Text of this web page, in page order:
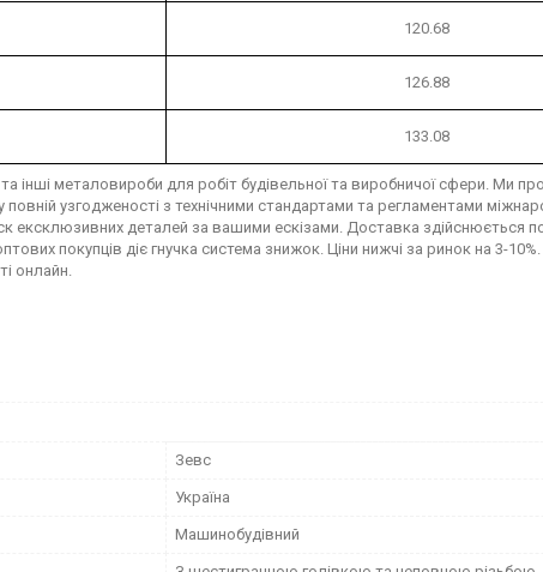
120.68
126.88
133.08
інші металовироби для робіт будівельної та виробничої сфери. Ми
повній узгодженості з технічними стандартами та регламентами
ексклюзивних деталей за вашими ескізами. Доставка здійснюється по
покупців діє гнучка система знижок. Ціни нижчі за ринок на 3-
онлайн.
Зевс
Україна
Машинобудівний